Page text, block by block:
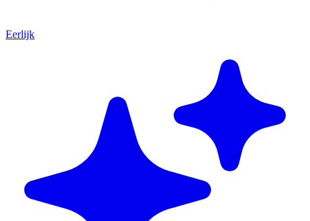
Eerlijk